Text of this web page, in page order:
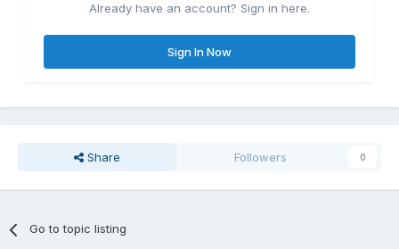
Already have an account? Sign in here.
Sign In Now
Share Followers 0
Go to topic listing